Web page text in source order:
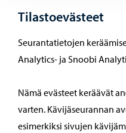
Tilastoevästeet
Seurantatietojen
Analytics- ja Snoobi
Nämä evästeet keräävät
varten. Kävijäseurannan
esimerkiksi sivujen